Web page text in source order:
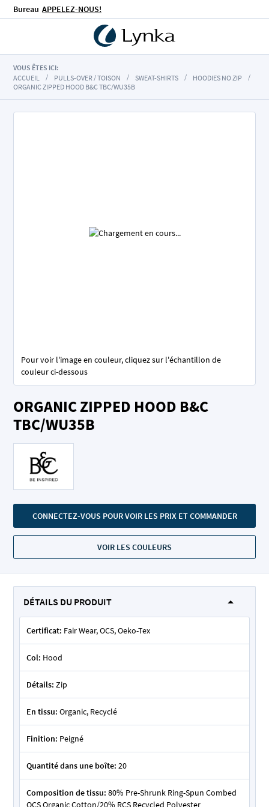
Bureau APPELEZ-NOUS!
VOUS ÊTES ICI:
ACCUEIL
PULLS-OVER / TOISON SWEAT-SHIRTS
HOODIES NO ZIP
ORGANIC ZIPPED HOOD B&C TBC/WU35B
ORGANIC ZIPPED HOOD B&C
TBC/WU35B
CONNECTEZ-VOUS POUR VOIR LES PRIX ET COMMANDER
VOIR LES COULEURS
Pour voir l'image en couleur, cliquez sur l'échantillon de
couleur ci-dessous
to
the
beginning
images
gallery
DÉTAILS DU PRODUIT
Certificat: Fair Wear, OCS, Oeko-Tex
Col: Hood
Détails: Zip
En tissu: Organic, Recyclé
Finition: Peigné
Quantité dans une boîte: 20
Composition de tissu: 80% Pre-Shrunk Ring-Spun Combed
OCS Organic Cotton/20% RCS Recycled Polyester